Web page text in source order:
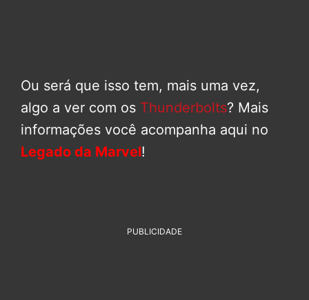
Ou será que isso tem, mais uma vez,
algo a ver com os Thunderbolts? Mais
informações você acompanha aqui no
Legado da Marvel!
PUBLICIDADE